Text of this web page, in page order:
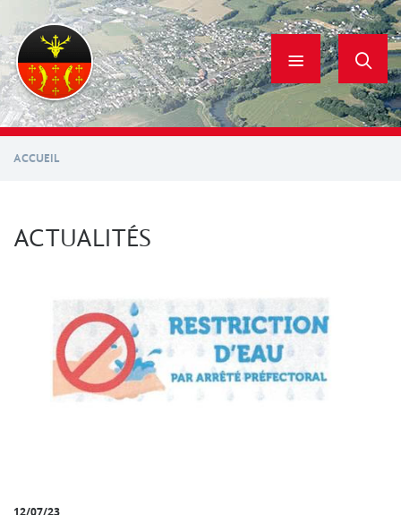
contenu
principal
ACCUEIL
ACTUALITÉS
12/07/23